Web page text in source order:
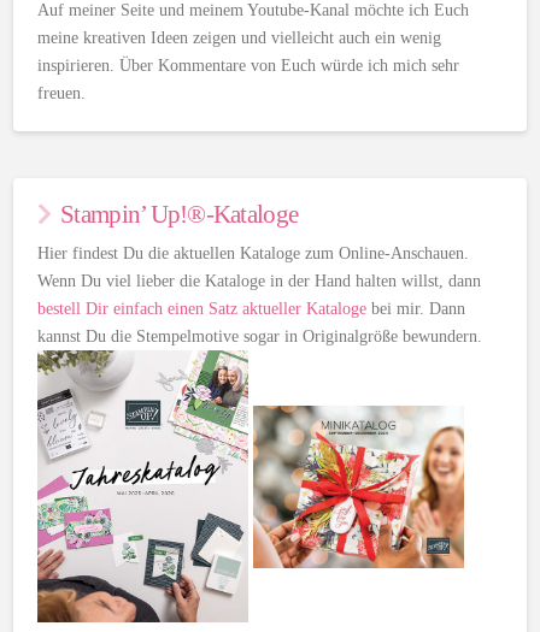
Auf meiner Seite und meinem Youtube-Kanal möchte ich Euch
meine kreativen Ideen zeigen und vielleicht auch ein wenig
inspirieren. Über Kommentare von Euch würde ich mich sehr
freuen.
Stampin’ Up!®-Kataloge
Hier findest Du die aktuellen Kataloge zum Online-Anschauen.
Wenn Du viel lieber die Kataloge in der Hand halten willst, dann
bestell Dir einfach einen Satz aktueller Kataloge bei mir. Dann
kannst Du die Stempelmotive sogar in Originalgröße bewundern.